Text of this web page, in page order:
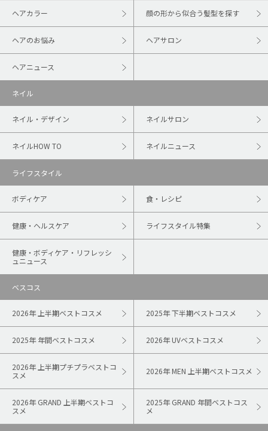
ヘアカラー 顔の形から似合う髪型を探す
ヘアのお悩み ヘアサロン
ヘアニュース
ネイル
ネイル・デザイン ネイルサロン
ネイルHOW TO ネイルニュース
ライフスタイル
ボディケア 食・レシピ
健康・ヘルスケア ライフスタイル特集
健康・ボディケア・リフレッシ
ュニュース
ベスコス
2026年 上半期ベストコスメ 2025年 下半期ベストコスメ
2025年 年間ベストコスメ 2026年 UVベストコスメ
2026年 上半期プチプラベストコ
スメ
2026年 MEN 上半期ベストコスメ
2026年 GRAND 上半期ベストコ
スメ
2025年 GRAND 年間ベストコス
メ